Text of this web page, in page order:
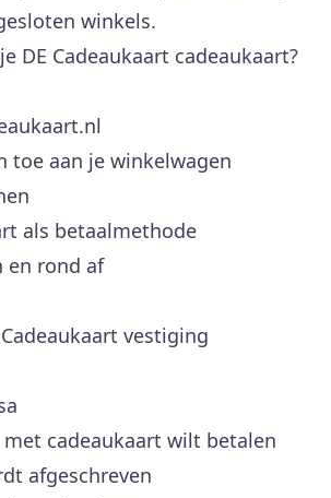
winkels.
DE Cadeaukaart cadeaukaart?
toe aan je winkelwagen
als betaalmethode
en rond af
vestiging
met cadeaukaart wilt betalen
afgeschreven